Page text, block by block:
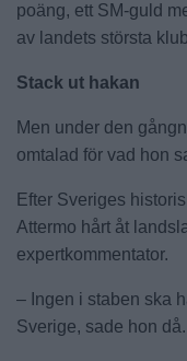
poäng, ett SM-guld
av landets största
Stack ut hakan
Men under den
omtalad för vad hon
Efter Sveriges
Attermo hårt åt
expertkommentator.
– Ingen i staben ska
Sverige, sade hon då.